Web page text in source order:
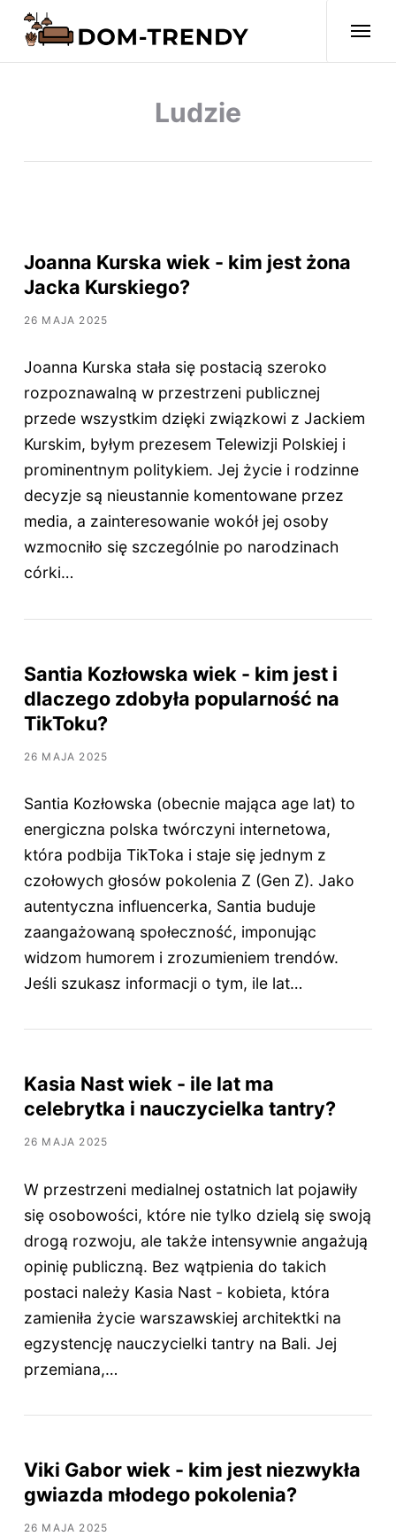
Ludzie
Joanna Kurska wiek - kim jest żona
Jacka Kurskiego?
26 MAJA 2025
Joanna Kurska stała się postacią szeroko
rozpoznawalną w przestrzeni publicznej
przede wszystkim dzięki związkowi z Jackiem
Kurskim, byłym prezesem Telewizji Polskiej i
prominentnym politykiem. Jej życie i rodzinne
decyzje są nieustannie komentowane przez
media, a zainteresowanie wokół jej osoby
wzmocniło się szczególnie po narodzinach
córki…
Santia Kozłowska wiek - kim jest i
dlaczego zdobyła popularność na
TikToku?
26 MAJA 2025
Santia Kozłowska (obecnie mająca age lat) to
energiczna polska twórczyni internetowa,
która podbija TikToka i staje się jednym z
czołowych głosów pokolenia Z (Gen Z). Jako
autentyczna influencerka, Santia buduje
zaangażowaną społeczność, imponując
widzom humorem i zrozumieniem trendów.
Jeśli szukasz informacji o tym, ile lat…
Kasia Nast wiek - ile lat ma
celebrytka i nauczycielka tantry?
26 MAJA 2025
W przestrzeni medialnej ostatnich lat pojawiły
się osobowości, które nie tylko dzielą się swoją
drogą rozwoju, ale także intensywnie angażują
opinię publiczną. Bez wątpienia do takich
postaci należy Kasia Nast - kobieta, która
zamieniła życie warszawskiej architektki na
egzystencję nauczycielki tantry na Bali. Jej
przemiana,…
Viki Gabor wiek - kim jest niezwykła
gwiazda młodego pokolenia?
26 MAJA 2025